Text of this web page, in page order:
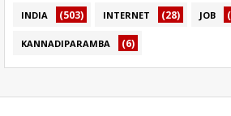
INDIA (503) INTERNET (28) JOB
KANNADIPARAMBA (6)